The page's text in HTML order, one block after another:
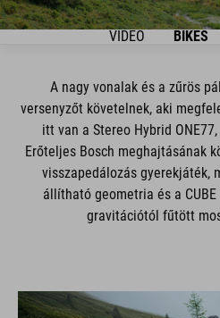
VIDEO BIKES
A nagy vonalak és a zűrös
versenyzőt követelnek, aki
itt van a Stereo Hybrid
Erőteljes Bosch meghajtásának
visszapedálozás gyerekjáték,
állítható geometria és a
gravitációtól fűtött